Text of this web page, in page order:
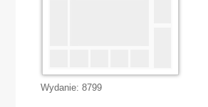
Wydanie: 8799